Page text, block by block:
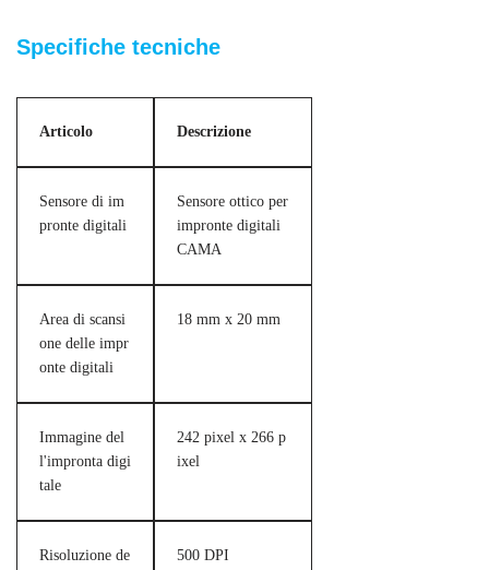
Specifiche tecniche
Articolo Descrizione
Sensore di im
pronte digitali
Sensore ottico per
impronte digitali
CAMA
Area di scansi
one delle impr
onte digitali
18 mm x 20 mm
Immagine del
l'impronta digi
tale
242 pixel x 266 p
ixel
Risoluzione de
500 DPI